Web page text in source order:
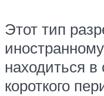
Этот тип
находиться в
короткого